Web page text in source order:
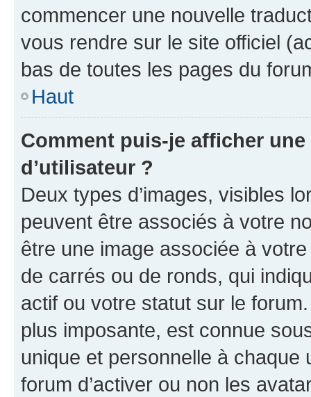
commencer une nouvelle
vous rendre sur le site officiel
bas de toutes les pages du
Haut
Comment puis-je afficher
d’utilisateur ?
Deux types d’images, visibles
peuvent être associés à votre
être une image associée à
de carrés ou de ronds, qui
actif ou votre statut sur le
plus imposante, est connue
unique et personnelle à chaque
forum d’activer ou non les